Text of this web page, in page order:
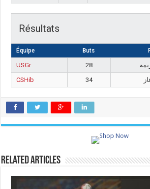
Résultats
Équipe Buts
USGr 28
CSHib
34
Related Articles